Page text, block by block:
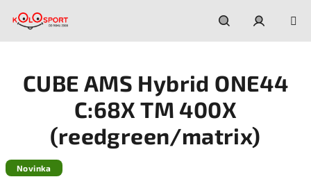
Hľadať
CUBE AMS Hybrid ONE44
C:68X TM 400X
(reedgreen/matrix)
Novinka